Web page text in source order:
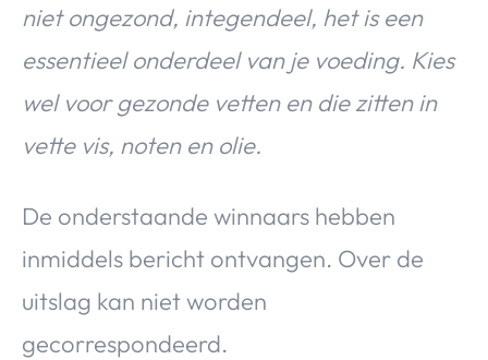
niet ongezond, integendeel, het is een
essentieel onderdeel van je voeding. Kies
wel voor gezonde vetten en die zitten in
vette vis, noten en olie.
De onderstaande winnaars hebben
inmiddels bericht ontvangen. Over de
uitslag kan niet worden
gecorrespondeerd.